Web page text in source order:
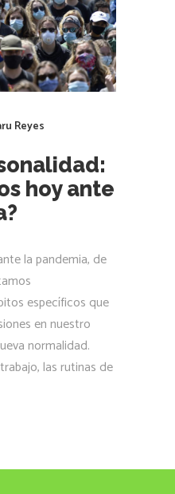
Reyes
hoy ante
la pandemia, de
específicos que
en nuestro
normalidad.
las rutinas de